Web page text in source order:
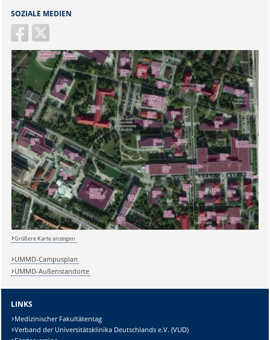
Sicherheitsabfrage:
SOZIALE MEDIEN
Größere Karte anzeigen
UMMD-Campusplan
UMMD-Außenstandorte
LINKS
Medizinischer Fakultätentag
Verband der Universitätsklinika Deutschlands e.V. (VUD)